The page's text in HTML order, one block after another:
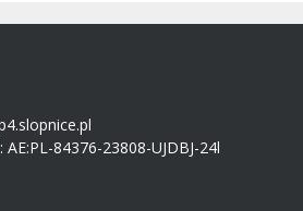
AE:PL-84376-23808-UJDBJ-24l